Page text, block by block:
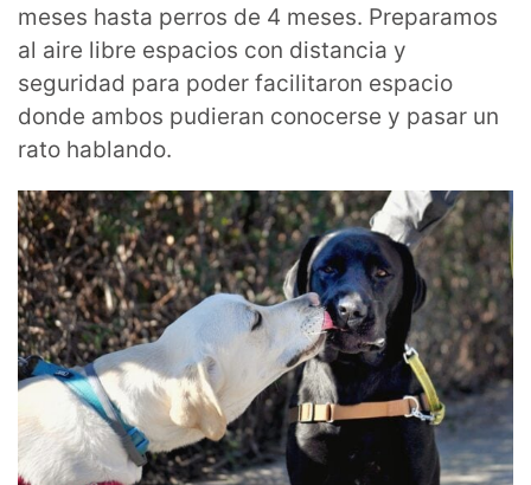
meses hasta perros de 4 meses. Preparamos
al aire libre espacios con distancia y
seguridad para poder facilitaron espacio
donde ambos pudieran conocerse y pasar un
rato hablando.